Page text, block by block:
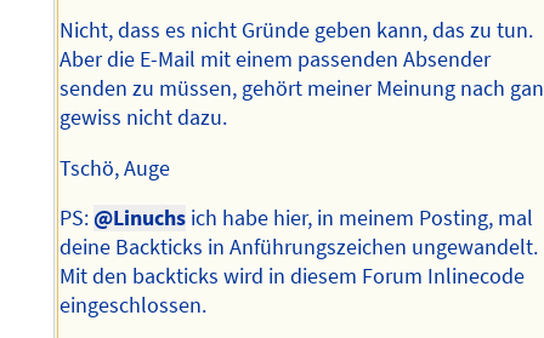
Nicht, dass es nicht Gründe geben kann, das zu tun.
Aber die E-Mail mit einem passenden Absender
senden zu müssen, gehört meiner Meinung nach
gewiss nicht dazu.
Tschö, Auge
PS:@Linuchs ich habe hier, in meinem Posting, mal
deine Backticks in Anführungszeichen ungewandelt.
Mit den backticks wird in diesem Forum Inlinecode
eingeschlossen.